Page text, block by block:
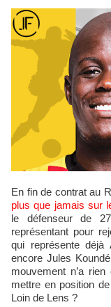
En fin de contrat au
plus que jamais sur
le défenseur de
représentant pour
qui représente déjà
encore Jules
mouvement n’a
mettre en position
Loin de Lens ?